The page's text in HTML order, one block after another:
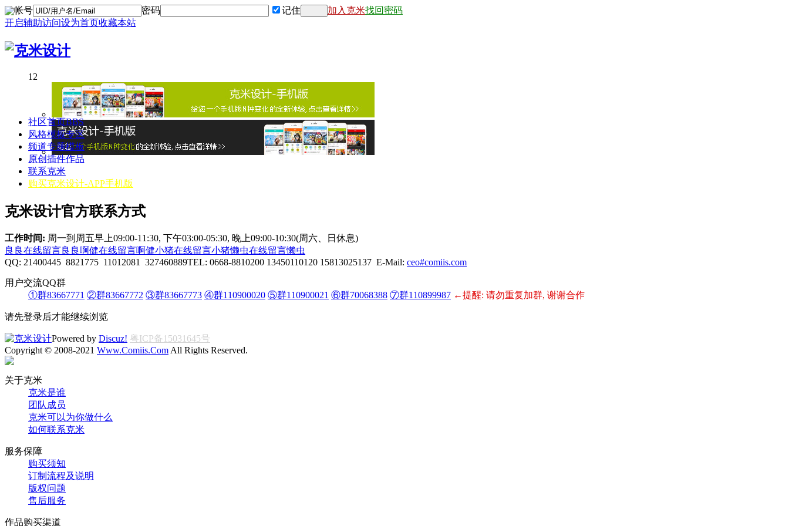
帐号 密码 记住 加入克米找回密码
开启辅助访问设为首页收藏本站
1 2
社区首页BBS
风格模板专区
频道专题模板
原创插件作品
联系克米
购买克米设计-APP手机版
克米设计官方联系方式
工作时间: 周一到周五早上09:00-11:30, 下午03:00-05:30, 晚上09:00-10:30(周六、日休息)
良良在线留言良良 啊健在线留言啊健小猪在线留言小猪懒虫在线留言懒虫
QQ: 21400445 8821775 11012081 327460889TEL: 0668-8810200 13450110120 15813025137 E-Mail: ceo#comiis.com
用户交流QQ群
①群83667771 ②群83667772 ③群83667773 ④群110900020 ⑤群110900021 ⑥群70068388 ⑦群110899987 ←提醒: 请勿重复加群, 谢谢合作
请先登录后才能继续浏览
Powered by Discuz! 粤ICP备15031645号
Copyright © 2008-2021 Www.Comiis.Com All Rights Reserved.
关于克米
克米是谁
团队成员
克米可以为你做什么
如何联系克米
服务保障
购买须知
订制流程及说明
版权问题
售后服务
作品购买渠道